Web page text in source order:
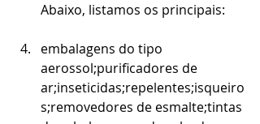
Abaixo, listamos os principais:
embalagens do tipo
aerossol;purificadores de
ar;inseticidas;repelentes;isqueiro
s;removedores de esmalte;tintas